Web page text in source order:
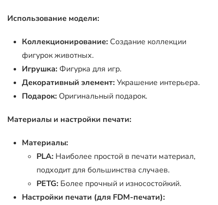
Использование модели:
Коллекционирование: Создание коллекции
фигурок животных.
Игрушка: Фигурка для игр.
Декоративный элемент:Украшение интерьера.
Подарок: Оригинальный подарок.
Материалы и настройки печати:
Материалы:
PLA: Наиболее простой в печати материал,
подходит для большинства случаев.
PETG: Более прочный и износостойкий.
Настройки печати (для FDM-печати):